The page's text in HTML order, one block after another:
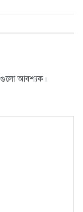
আবশ্যক।